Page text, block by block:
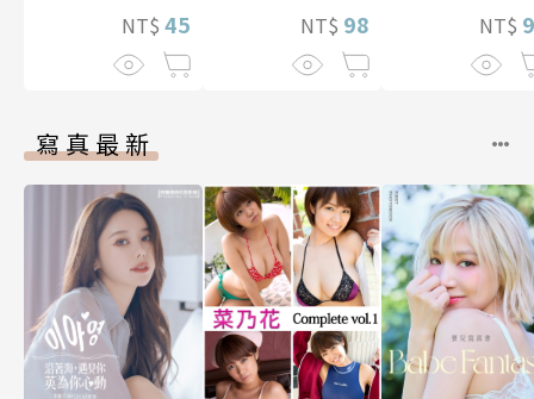
NT$ 45
NT$ 98
NT$
寫真最新